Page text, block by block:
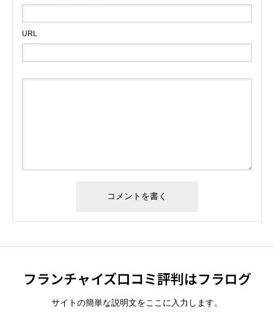
URL
フランチャイズ口コミ評判はフラログ
サイトの簡単な説明文をここに入力します。